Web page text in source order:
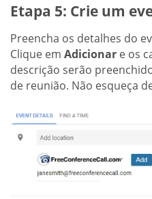
Etapa 5: Crie um
Preencha os detalhes do
Clique em Adicionar e os
descrição serão
de reunião. Não esqueça